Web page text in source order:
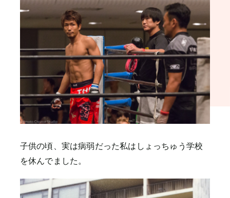
子供の頃、実は病弱だった私はしょっちゅう学校
を休んでました。